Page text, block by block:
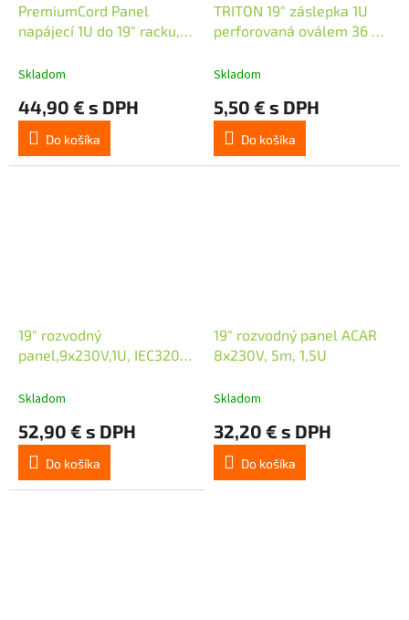
PremiumCord Panel
napájecí 1U do 19" racku,
ochrana, 2m kabel,
Skladom
44,90 € s DPH
Do košíka
TRITON 19" záslepka 1U
perforovaná oválem 36 x 6
Skladom
5,50 € s DPH
Do košíka
19" rozvodný
panel,9x230V,1U, IEC320
Skladom
52,90 € s DPH
Do košíka
19" rozvodný panel ACAR
8x230V, 5m, 1,5U
Skladom
32,20 € s DPH
Do košíka